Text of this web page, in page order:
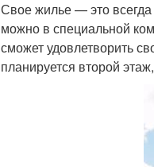
Свое жилье — это
можно в специальной
сможет удовлетворить
планируется второй